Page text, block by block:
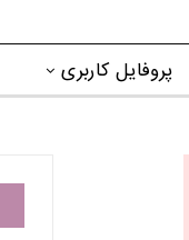
پروفایل کاربری